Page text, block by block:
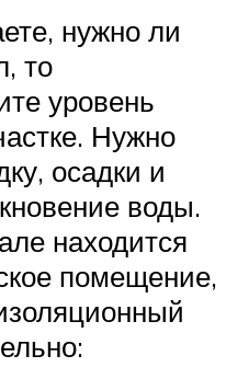
нужно ли
то
уровень
Нужно
осадки и
воды.
находится
помещение,